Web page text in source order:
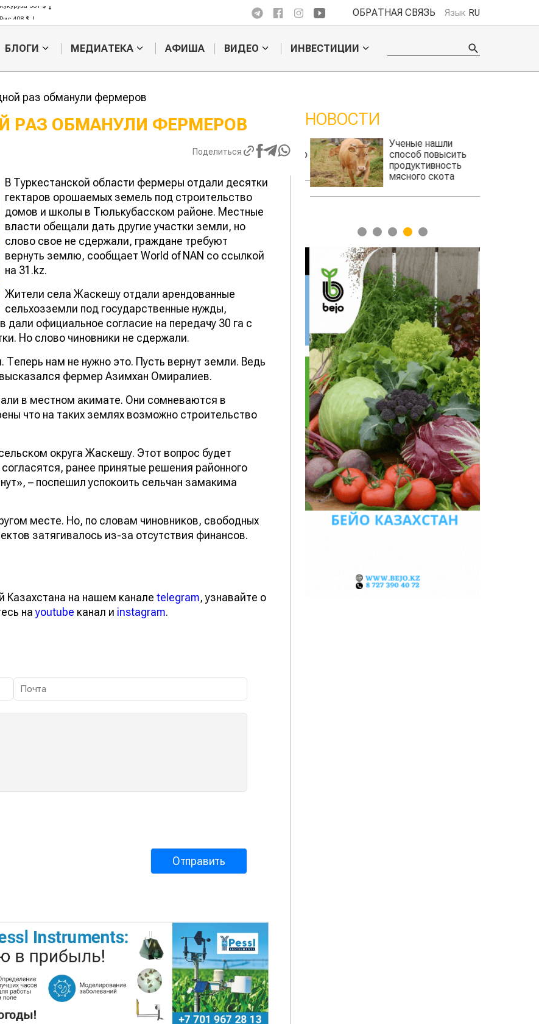
Рис 408 $
ОБРАТНАЯ СВЯЗЬ Язык RU
БЛОГИ МЕДИАТЕКА АФИША ВИДЕО ИНВЕСТИЦИИ
раз обманули фермеров
РАЗ ОБМАНУЛИ ФЕРМЕРОВ
Поделиться
В Туркестанской области фермеры отдали десятки
гектаров орошаемых земель под строительство
домов и школы в Тюлькубасском районе. Местные
власти обещали дать другие участки земли, но
слово свое не сдержали, граждане требуют
вернуть землю, сообщает World of NAN со ссылкой
на 31.kz.
Жители села Жаскешу отдали арендованные
сельхозземли под государственные нужды,
официальное согласие на передачу 30 га с
Но слово чиновники не сдержали.
нам не нужно это. Пусть вернут земли. Ведь
фермер Азимхан Омиралиев.
в местном акимате. Они сомневаются в
что на таких землях возможно строительство
округа Жаскешу. Этот вопрос будет
ранее принятые решения районного
– поспешил успокоить сельчан замакима
месте. Но, по словам чиновников, свободных
затягивалось из-за отсутствия финансов.
Казахстана на нашем канале telegram, узнавайте о
наyoutube канал и instagram.
НОВОСТИ
Кыргызстан обошел
Казахстан по темпам роста сельского
Ученые нашли
способ повысить
продуктивность
мясного скота
1 2 3 4 5